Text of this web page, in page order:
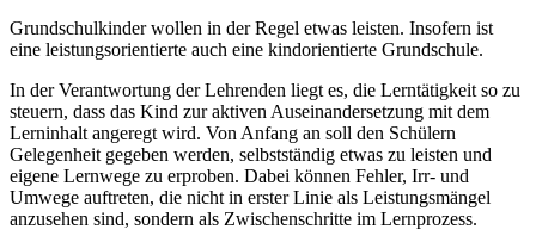
Grundschulkinder wollen in der Regel etwas leisten. Insofern ist
eine leistungsorientierte auch eine kindorientierte Grundschule.
In der Verantwortung der Lehrenden liegt es, die Lerntätigkeit so zu
steuern, dass das Kind zur aktiven Auseinandersetzung mit dem
Lerninhalt angeregt wird. Von Anfang an soll den Schülern
Gelegenheit gegeben werden, selbstständig etwas zu leisten und
eigene Lernwege zu erproben. Dabei können Fehler, Irr- und
Umwege auftreten, die nicht in erster Linie als Leistungsmängel
anzusehen sind, sondern als Zwischenschritte im Lernprozess.